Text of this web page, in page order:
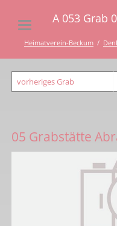
A 053 Grab
Heimatverein-Beckum
vorheriges Grab
05 Grabstätte